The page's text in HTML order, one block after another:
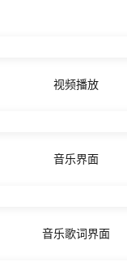
视频播放
音乐界面
音乐歌词界面